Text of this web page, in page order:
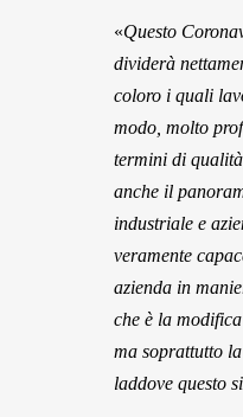
«Questo
dividerà
coloro i quali
modo, molto
termini di
anche il
industriale e
veramente
azienda in
che è la
ma soprattutto
laddove questo